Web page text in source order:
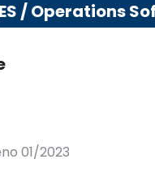
/ Operations
01/2023